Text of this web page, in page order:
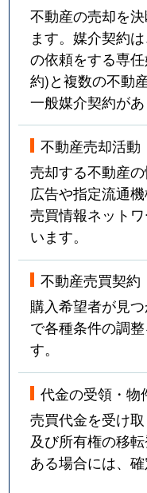
不動産の売却を
ます。媒介契約
の依頼をする専
約)と複数の不動
一般媒介契約があ
不動産売却活動
売却する不動産
広告や指定流通
売買情報ネット
います。
不動産売買契約
購入希望者が見
で各種条件の調
す。
代金の受領・物
売買代金を受け
及び所有権の移
ある場合には、